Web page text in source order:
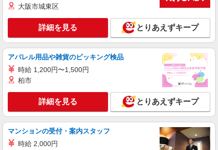
時給1350円〜2062円 ＜日払い有/週払い有/交
通費全支給(ガソリン代含む)＞
石巻市内 最寄り駅：石巻
キープ 詳細を見る
派遣社員
株式会社kotrio /●SD-H-1775005
高収入★日収1.1万〜！シニア向けマンション
STAFF＠車椅子補助等
時給1450円〜2062円 ＜日払い有/週払い有/交
大阪市城東区
詳細を見る とりあえずキープ
アパレル用品や雑貨のピッキング検品
時給 1,200円〜1,500円
柏市
詳細を見る とりあえずキープ
マンションの受付・案内スタッフ
時給 2,000円